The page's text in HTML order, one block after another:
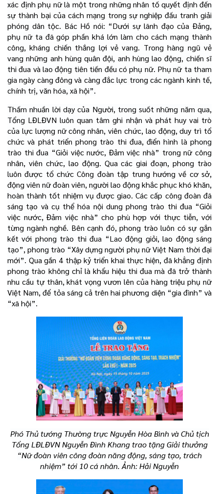
xác định phụ nữ là một trong những nhân tố quyết định đến
sự thành bại của cách mạng trong sự nghiệp đấu tranh giải
phóng dân tộc. Bác Hồ nói: “Dưới sự lãnh đạo của Đảng,
phụ nữ ta đã góp phần khá lớn làm cho cách mạng thành
công, kháng chiến thắng lợi vẻ vang. Trong hàng ngũ vẻ
vang những anh hùng quân đội, anh hùng lao động, chiến sĩ
thi đua và lao động tiên tiến đều có phụ nữ. Phụ nữ ta tham
gia ngày càng đông và càng đắc lực trong các ngành kinh tế,
chính trị, văn hóa, xã hội”.
Thấm nhuần lời dạy của Người, trong suốt những năm qua,
Tổng LĐLĐVN luôn quan tâm ghi nhận và phát huy vai trò
của lực lượng nữ công nhân, viên chức, lao động, duy trì tổ
chức và phát triển phong trào thi đua, điển hình là phong
trào thi đua “Giỏi việc nước, Đảm việc nhà” trong nữ công
nhân, viên chức, lao động. Qua các giai đoạn, phong trào
luôn được tổ chức Công đoàn tập trung hướng về cơ sở,
động viên nữ đoàn viên, người lao động khắc phục khó khăn,
hoàn thành tốt nhiệm vụ được giao. Các cấp công đoàn đã
sáng tạo và cụ thể hóa nội dung phong trào thi đua “Giỏi
việc nước, Đảm việc nhà” cho phù hợp với thực tiễn, với
từng ngành nghề. Bên cạnh đó, phong trào luôn có sự gắn
kết với phong trào thi đua “Lao động giỏi, lao động sáng
tạo”, phong trào “Xây dựng người phụ nữ Việt Nam thời đại
mới”. Qua gần 4 thập kỷ triển khai thực hiện, đã khẳng định
phong trào không chỉ là khẩu hiệu thi đua mà đã trở thành
nhu cầu tự thân, khát vọng vươn lên của hàng triệu phụ nữ
Việt Nam, để tỏa sáng cả trên hai phương diện “gia đình” và
“xã hội”.
Phó Thủ tướng Thường trực Nguyễn Hòa Bình và Chủ tịch
Tổng LĐLĐVN Nguyễn Đình Khang trao tặng Giải thưởng
“Nữ đoàn viên công đoàn năng động, sáng tạo, trách
nhiệm” tới 10 cá nhân. Ảnh: Hải Nguyễn